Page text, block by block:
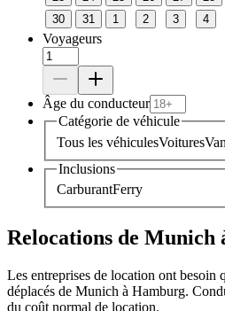
30
31 1 2 3 4
Voyageurs
Âge du conducteur
Catégorie de véhicule
Tous les véhiculesVoitures
Inclusions
CarburantFerry
Relocations de Munich
Les entreprises de location ont besoin
déplacés de Munich à Hamburg.
du coût normal de location.